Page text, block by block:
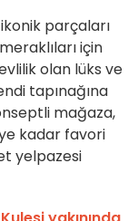
parçaları
için
olan lüks ve
tapınağına
mağaza,
kadar favori
yelpazesi